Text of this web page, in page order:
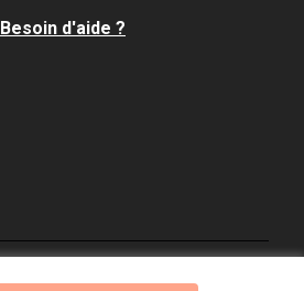
Besoin d'aide ?